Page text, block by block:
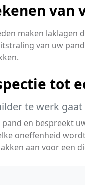
van
maken laklagen
van uw
tot
te werk gaat
en bespreekt
oneffenheid
aan voor een